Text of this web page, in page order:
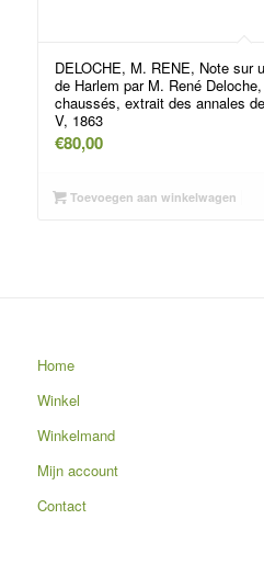
DELOCHE, M. RENE, Note sur
de Harlem par M. René
chaussés, extrait des annales
V, 1863
€80,00
Toevoegen aan winkelwagen
Home
Winkel
Winkelmand
Mijn account
Contact